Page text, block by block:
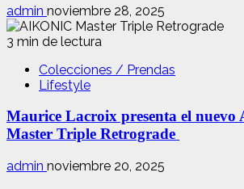
admin noviembre 28, 2025
3 min de lectura
Colecciones / Prendas
Lifestyle
Maurice Lacroix presenta el
Master Triple Retrograde
admin noviembre 20, 2025